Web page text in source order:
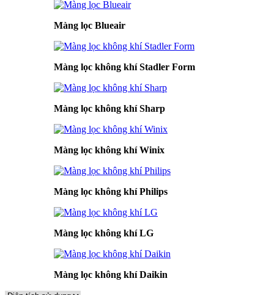
Màng lọc Blueair
Màng lọc không khí Stadler Form
Màng lọc không khí Sharp
Màng lọc không khí Winix
Màng lọc không khí Philips
Màng lọc không khí LG
Màng lọc không khí Daikin